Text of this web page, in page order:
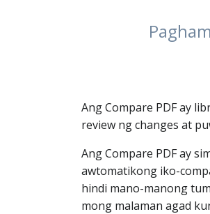
Ang Compare PDF ay
review ng changes at
Ang Compare PDF ay
awtomatikong iko-
hindi mano-manong
mong malaman agad